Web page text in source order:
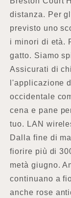
distanza. Per
previsto uno
i minori di età.
gatto. Siamo
Assicurati di
l'applicazione
occidentale
cena e pane
tuo. LAN
Dalla fine di
fiorire più di
metà giugno.
continuano a
anche rose